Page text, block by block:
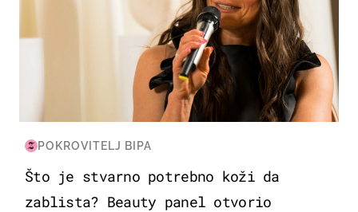
POKROVITELJ BIPA
Što je stvarno potrebno koži da
zablista? Beauty panel otvorio